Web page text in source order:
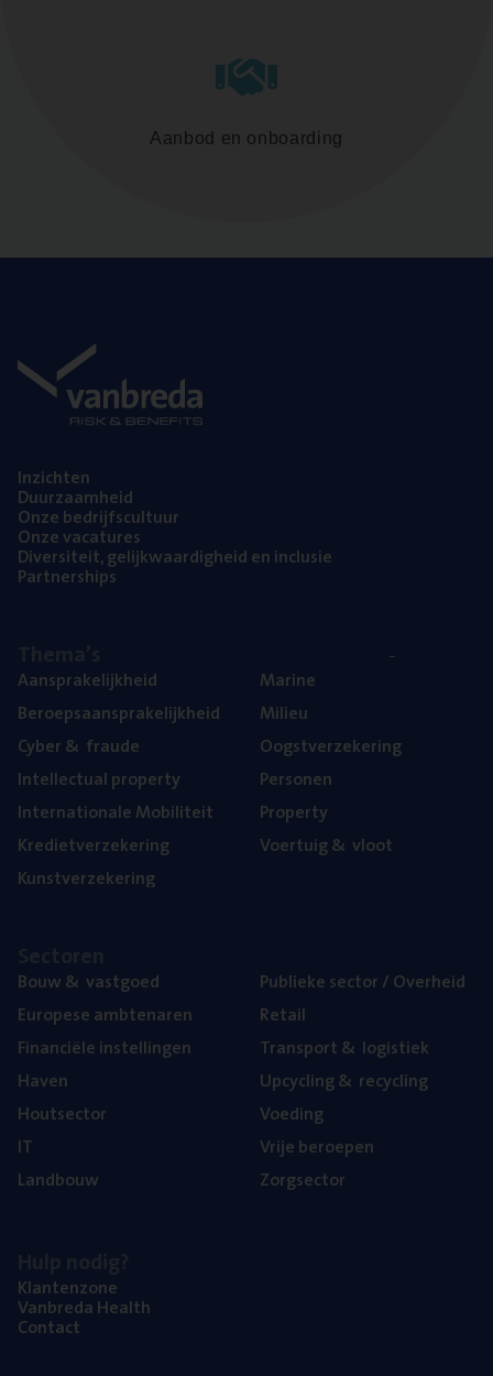
Aanbod en onboarding
Inzich­ten
Duur­zaam­heid
Onze bedrijfs­cul­tuur
Onze vaca­tu­res
Diver­si­teit, gelijk­waar­dig­heid en inclusie
Part­ner­ships
Aan­spra­ke­lijk­heid
Beroeps­aan­spra­ke­lijk­heid
Cyber& fraude
Intel­lec­tu­al property
Inter­na­ti­o­na­le Mobiliteit
Kre­diet­ver­ze­ke­ring
Kunst­ver­ze­ke­ring
Mari­ne
Mili­eu
Oogst­ver­ze­ke­ring
Per­so­nen
Pro­per­ty
Voer­tuig& vloot
Bouw& vastgoed
Euro­pe­se ambtenaren
Finan­ci­ë­le instellingen
Haven
Hout­sec­tor
IT
Land­bouw
Publie­ke sec­tor / Overheid
Retail
Trans­port& logistiek
Upcy­cling& recycling
Voe­ding
Vrije beroe­pen
Zorg­sec­tor
Klan­ten­zo­ne
Van­b­re­da Health
Con­tact